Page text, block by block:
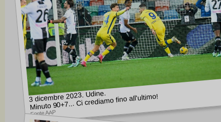
3 dicembre 2023. Udine.
Minuto 90+7... Ci crediamo fino all'ultimo!
Fonte AAP